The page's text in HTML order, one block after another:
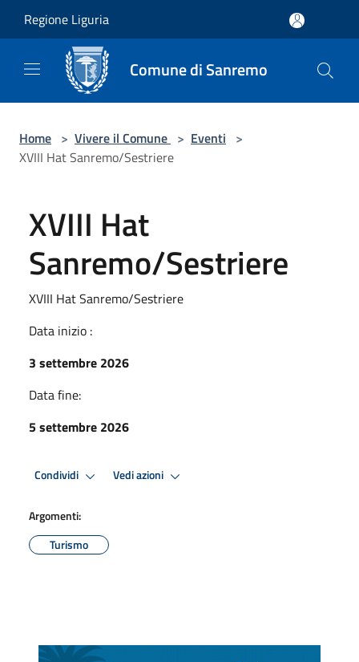
Regione Liguria
Comune di Sanremo
Home > Vivere il Comune > Eventi >
XVIII Hat Sanremo/Sestriere
XVIII Hat
Sanremo/Sestriere
XVIII Hat Sanremo/Sestriere
Data inizio :
3 settembre 2026
Data fine:
5 settembre 2026
Condividi Vedi azioni
Argomenti:
Turismo